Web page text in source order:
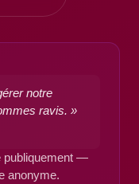
notre
ravis. »
publiquement —
anonyme.